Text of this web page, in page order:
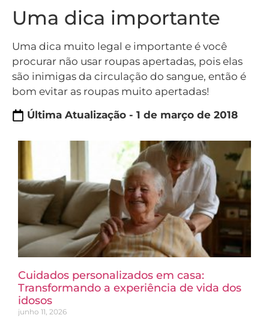
Uma dica importante
Uma dica muito legal e importante é você
procurar não usar roupas apertadas, pois elas
são inimigas da circulação do sangue, então é
bom evitar as roupas muito apertadas!
Última Atualização - 1 de março de 2018
Cuidados personalizados em casa:
Transformando a experiência de vida dos
idosos
junho 11, 2026